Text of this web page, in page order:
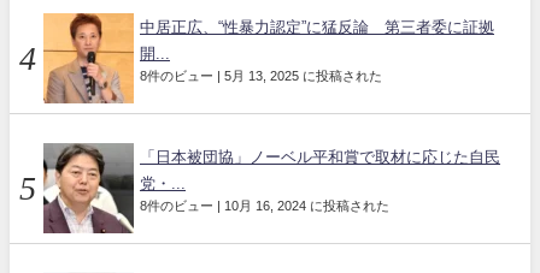
中居正広、“性暴力認定”に猛反論 第三者委に証拠
開...
8件のビュー 5月 13, 2025 に投稿された
「日本被団協」ノーベル平和賞で取材に応じた自民
党・...
8件のビュー 10月 16, 2024 に投稿された